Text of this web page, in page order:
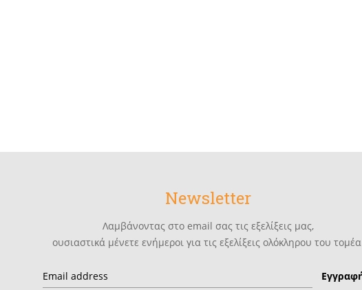
Newsletter
Λαμβάνοντας στο email σας τις εξελίξεις μας,
ουσιαστικά μένετε ενήμεροι για τις εξελίξεις ολόκληρου του